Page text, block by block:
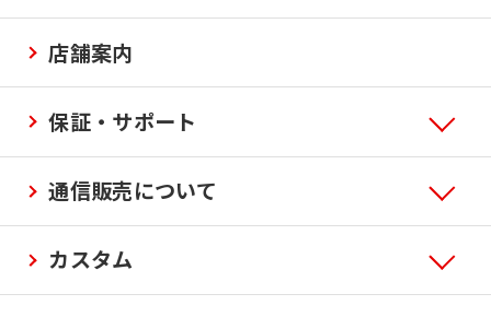
店舗案内
保証・サポート
通信販売について
カスタム